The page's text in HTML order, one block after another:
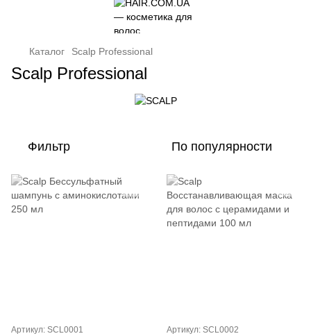
Каталог Scalp Professional
Scalp Professional
Фильтр По популярности
Артикул: SCL0001 Артикул: SCL0002